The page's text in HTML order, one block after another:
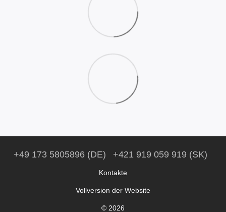
+49 173 5805896 (DE) +421 919 059 919 (SK)
Kontakte
Vollversion der Website
© 2026